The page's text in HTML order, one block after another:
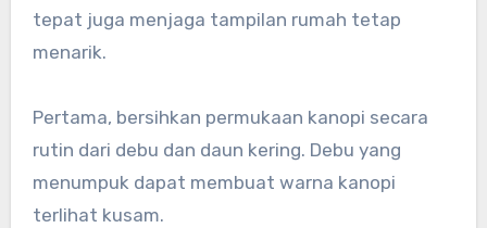
tepat juga menjaga tampilan rumah tetap
menarik.
Pertama, bersihkan permukaan kanopi secara
rutin dari debu dan daun kering. Debu yang
menumpuk dapat membuat warna kanopi
terlihat kusam.